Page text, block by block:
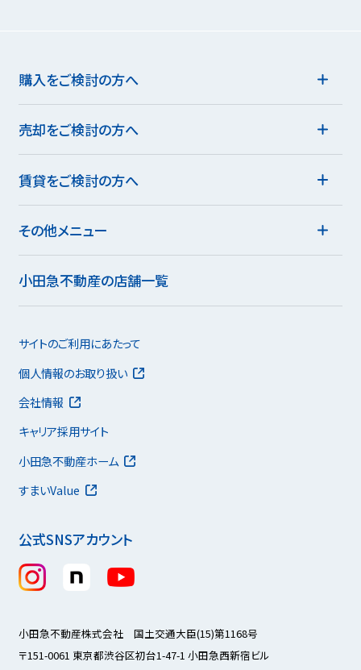
購入をご検討の方へ
売却をご検討の方へ
賃貸をご検討の方へ
その他メニュー
小田急不動産の店舗一覧
公式SNSアカウント
サイトのご利用にあたって
個人情報のお取り扱い
会社情報
キャリア採用サイト
小田急不動産ホーム
すまいValue
小田急不動産株式会社 国土交通大臣(15)第1168号
〒151-0061 東京都渋谷区初台1-47-1 小田急西新宿ビル